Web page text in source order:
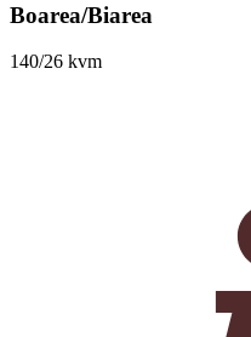
Boarea/Biarea
140/26 kvm